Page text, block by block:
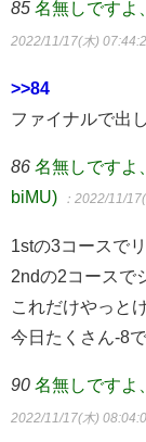
85 名無しですよ
2022/11/17(木)
>>84
ファイナルで出
86 名無しですよ
biMU)
：2022/11/
1stの3コースで
2ndの2コースで
これだけやっと
今日たくさん-8
90 名無しですよ
2022/11/17(木)